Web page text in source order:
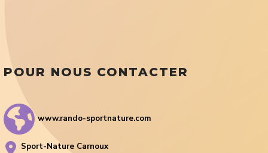
POUR NOUS CONTACTER
www.rando-sportnature.com
Sport-Nature Carnoux